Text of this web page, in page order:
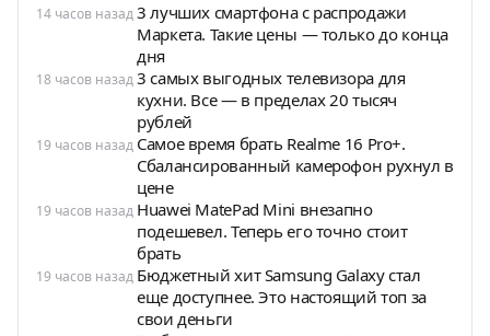
14 часов назад3 лучших смартфона с распродажи
Маркета. Такие цены — только до конца
дня
18 часов назад3 самых выгодных телевизора для
кухни. Все — в пределах 20 тысяч
рублей
19 часов назад Самое время брать Realme 16 Pro+.
Сбалансированный камерофон рухнул в
цене
19 часов назад Huawei MatePad Mini внезапно
подешевел. Теперь его точно стоит
брать
19 часов назад Бюджетный хит Samsung Galaxy стал
еще доступнее. Это настоящий топ за
свои деньги